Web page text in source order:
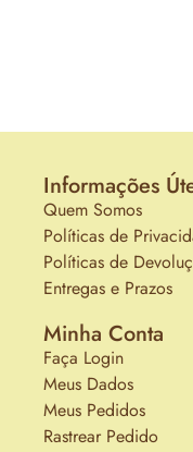
Informações
Quem Somos
Políticas de
Políticas de
Entregas e Prazos
Minha Conta
Faça Login
Meus Dados
Meus Pedidos
Rastrear Pedido